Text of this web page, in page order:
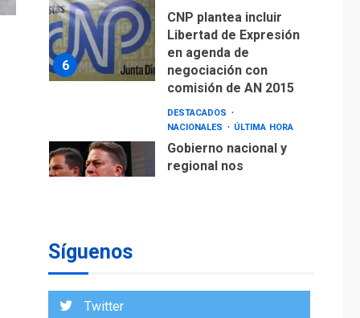
6
CNP plantea incluir
Libertad de Expresión
en agenda de
negociación con
comisión de AN 2015
DESTACADOS
NACIONALES
ÚLTIMA HORA
Gobierno nacional y
regional nos
ÚLTIMA HORA
Síguenos
Twitter